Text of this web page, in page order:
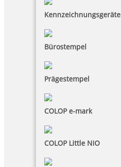
Kennzeichnungsgeräte
Bürostempel
Prägestempel
COLOP e-mark
COLOP Little NIO